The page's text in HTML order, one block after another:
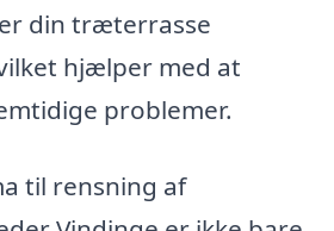
din træterrasse
hjælper med at
problemer.
til rensning af